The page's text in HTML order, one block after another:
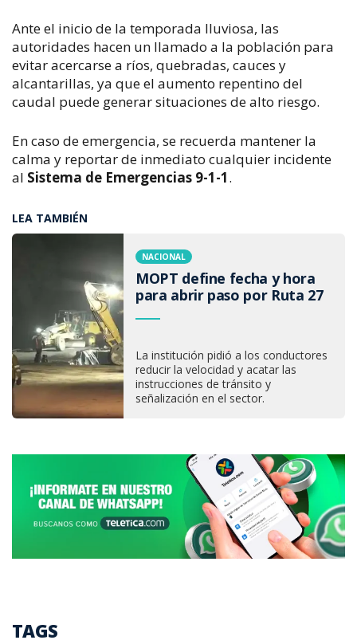
Ante el inicio de la temporada lluviosa, las
autoridades hacen un llamado a la población para
evitar acercarse a ríos, quebradas, cauces y
alcantarillas, ya que el aumento repentino del
caudal puede generar situaciones de alto riesgo.
En caso de emergencia, se recuerda mantener la
calma y reportar de inmediato cualquier incidente
al Sistema de Emergencias 9-1-1.
LEA TAMBIÉN
NACIONAL
MOPT define fecha y hora
para abrir paso por Ruta 27
La institución pidió a los conductores
reducir la velocidad y acatar las
instrucciones de tránsito y
señalización en el sector.
TAGS